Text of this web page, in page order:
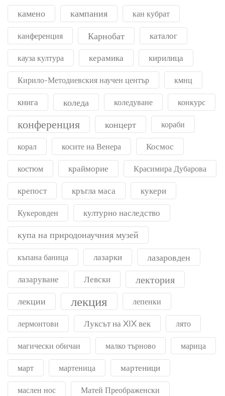
камено кампания кан кубрат
канференция Карнобат каталог
кауза култура керамика кирилица
Кирило-Методиевския научен център кмнц
книга коледа коледуване конкурс
конференция концерт кораби
корал косите на Венера Космос
костюм крайморие Красимира Дубарова
крепост кръгла маса кукери
Кукеровден културно наследство
купа на природонаучния музей
къпана баница лазарки лазаровден
лазаруване Левски лектория
лекции лекция лепенки
лермонтови Луксът на XIX век лято
магически обичаи малко търново марица
март мартеница мартеници
маслен нос Матей Преображенски